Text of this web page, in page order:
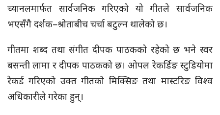
च्यानलमार्फत सार्वजनिक गरिएको यो गीतले सार्वजनिक
भएसँगै दर्शक–श्रोताबीच चर्चा बटुल्न थालेको छ।
गीतमा शब्द तथा संगीत दीपक पाठकको रहेको छ भने स्वर
बसन्ती लामा र दीपक पाठकको छ। ओपल रेकर्डिङ स्टुडियोमा
रेकर्ड गरिएको उक्त गीतको मिक्सिङ तथा मास्टरिङ विश्व
अधिकारीले गरेका हुन्।